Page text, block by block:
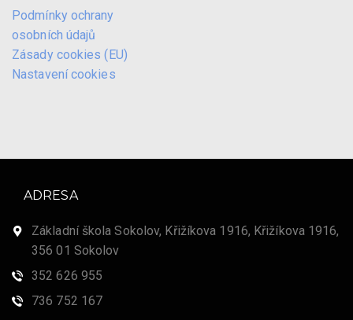
Podmínky ochrany
osobních údajů
Zásady cookies (EU)
Nastavení cookies
ADRESA
Základní škola Sokolov, Křižíkova 1916, Křižíkova 1916,
356 01 Sokolov
352 626 955
736 752 167